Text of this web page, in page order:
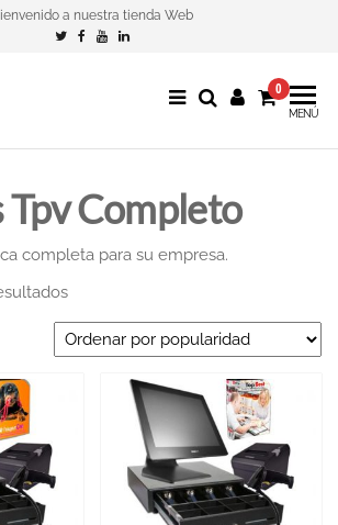
a nuestra tienda Web
0
MENÚ
Tpv Completo
completa para su empresa.